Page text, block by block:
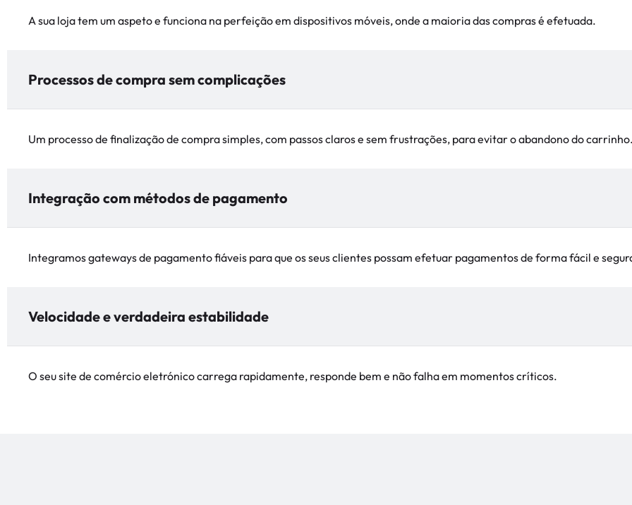
A sua loja tem um aspeto e funciona na perfeição em dispositivos móveis, onde a maioria das compras é efetuada.
Processos de compra sem complicações
Um processo de finalização de compra simples, com passos claros e sem frustrações, para evitar o abandono do
Integração com métodos de pagamento
Integramos gateways de pagamento fiáveis para que os seus clientes possam efetuar pagamentos de forma fácil e
Velocidade e verdadeira estabilidade
O seu site de comércio eletrónico carrega rapidamente, responde bem e não falha em momentos críticos.